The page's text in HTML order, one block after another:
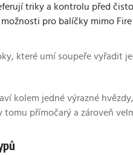
triky a kontrolu před
pro balíčky mimo
které umí soupeře vyřadit
kolem jedné výrazné
přímočarý a zároveň